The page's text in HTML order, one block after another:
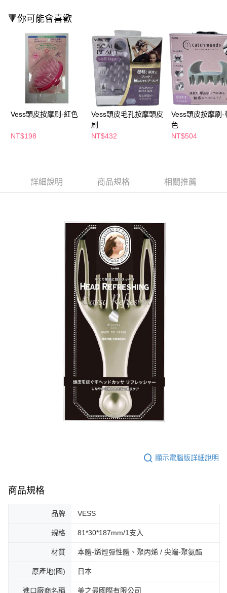
結帳頁面，進行簡訊認證並確認金額後，即可完成結帳。
２．訂單成立數日內，您將收到繳費通知簡訊。
３．收到繳費通知簡訊後14天內，點擊此簡訊中的連結，可透過四大超商／
ATM／網路銀行／等多元方式進行付款，方視為交易完成。
※ 請注意：結帳手續完成當下不需立刻繳費，但若您需要取消訂單，請聯絡
購買商品的店家。未經商家同意取消之訂單仍視為有效，需透過AFTEE先享
後付繳納相關費用。
※ 交易是否成功請以「AFTEE先享後付 」之結帳頁面顯示為準，若有關於
是否繳費成功／繳費後需取消欲退款等相關疑問，請聯繫「AFTEE先享後付
客戶支援中心」
https://netprotections.freshdesk.com/support/home
【注意事項】
１．透過由恩沛科技股份有限公司提供之「AFTEE先享後付」服務完成之交
易，需依本服務之必要範圍內提供個人資料，並將交易相關給付款項請求債
「AFTEE先享後付」，若未經同意申辦者引起之損失，本公司不負相關責
５．嚴禁一人註冊多個帳號或使用他人資訊註冊。若發現惡意使用之情形，
恩沛科技股份有限公司將有權停止該用戶之使用額度並採取法律行動。
付款後全家取貨
萊爾富取貨付款
每筆NT$65，滿NT$490(含以上)免運費
付款後萊爾富取貨
每筆NT$65，滿NT$490(含以上)免運費
7-11取貨付款
每筆NT$65，滿NT$490(含以上)免運費
宅配(本島)
每筆NT$80，滿NT$290(含以上)免運費
🔻你可能會喜歡
Vess頭皮按摩刷-紅色
NT$198
Vess頭皮毛孔按摩頭皮
刷
NT$432
Vess頭皮按摩刷-
色
NT$504
詳細說明 商品規格 相關推薦
顯示電腦版詳細說明
商品規格
品牌 VESS
規格 81*30*187mm/1支入
材質 本體-烯烴彈性體、聚丙烯 / 尖端-聚氨酯
原產地(國) 日本
進口廠商名稱 美之最國際有限公司